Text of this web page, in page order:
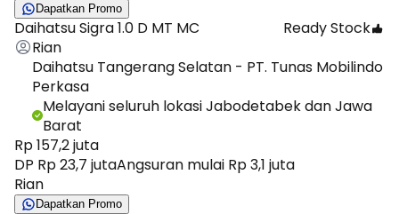
Dapatkan Promo
Daihatsu Sigra 1.0 D MT MC
Ready Stock
Rian
Daihatsu Tangerang Selatan - PT. Tunas Mobilindo
Perkasa
Melayani seluruh lokasi Jabodetabek dan Jawa
Barat
Rp 157,2 juta
DP Rp 23,7 jutaAngsuran mulai Rp 3,1 juta
Rian
Dapatkan Promo